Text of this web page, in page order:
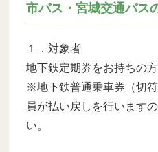
市バス・宮城交通バス
１．対象者
地下鉄定期券をお持ちの方
※地下鉄普通乗車券（切
員が払い戻しを行います
い。